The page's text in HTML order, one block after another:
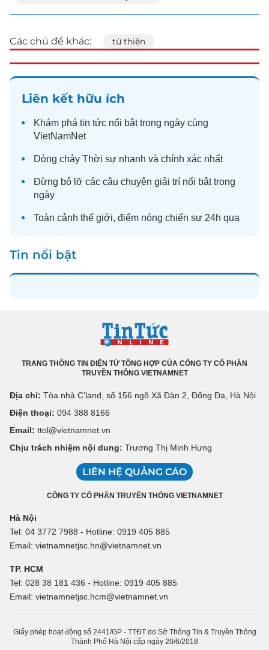
Các chủ đề khác: từ thiện
Liên kết hữu ích
Khám phá tin tức nổi bật trong ngày cùng
VietNamNet
Dòng chảy Thời sự nhanh và chính xác nhất
Đừng bỏ lỡ các câu chuyện giải trí nổi bật trong
ngày
Toàn cảnh thế giới, điểm nóng chiến sự 24h qua
Tin nổi bật
TRANG THÔNG TIN ĐIỆN TỬ TỔNG HỢP CỦA CÔNG TY CỔ PHẦN
TRUYỀN THÔNG VIETNAMNET
Địa chỉ: Tòa nhà C’land, số 156 ngõ Xã Đàn 2, Đống Đa, Hà Nội
Điện thoại: 094 388 8166
Email: ttol@vietnamnet.vn
Chịu trách nhiệm nội dung: Trương Thị Minh Hưng
LIÊN HỆ QUẢNG CÁO
CÔNG TY CỔ PHẦN TRUYỀN THÔNG VIETNAMNET
Hà Nội
Tel: 04 3772 7988 - Hotline: 0919 405 885
Email: vietnamnetjsc.hn@vietnamnet.vn
TP. HCM
Tel: 028 38 181 436 - Hotline: 0919 405 885
Email: vietnamnetjsc.hcm@vietnamnet.vn
Giấy phép hoạt động số 2441/GP - TTĐT do Sở Thông Tin & Truyền Thông
Thành Phố Hà Nội cấp ngày 20/6/2018